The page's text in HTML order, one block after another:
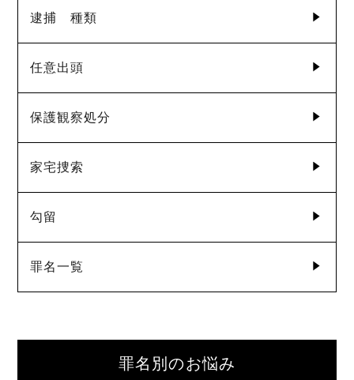
逮捕 種類
任意出頭
保護観察処分
家宅捜索
勾留
罪名一覧
罪名別のお悩み